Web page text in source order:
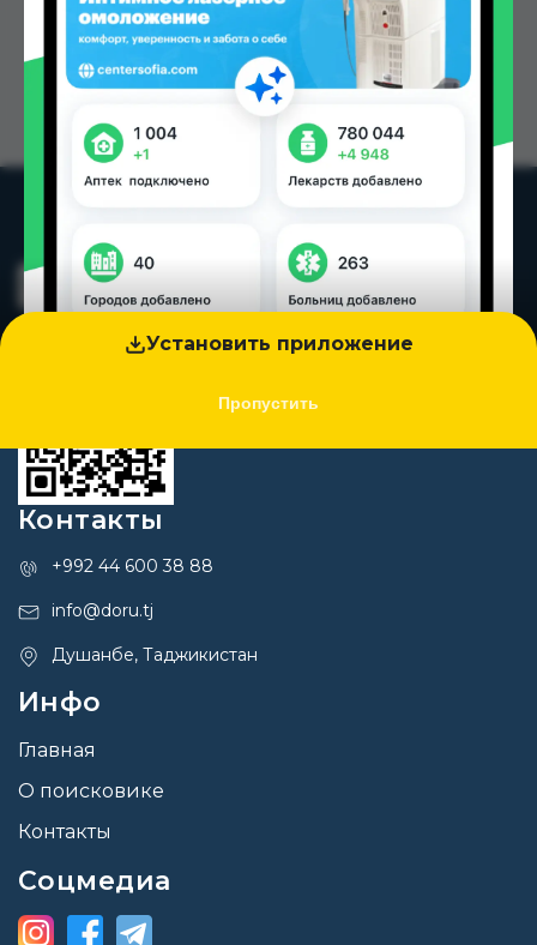
Установить приложение
Пропустить
Контакты
+992 44 600 38 88
info@doru.tj
Душанбе, Таджикистан
Инфо
Главная
О поисковике
Контакты
Соцмедиа